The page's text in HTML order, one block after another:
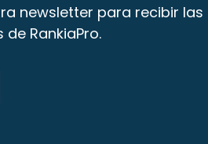
newsletter para recibir las
RankiaPro.